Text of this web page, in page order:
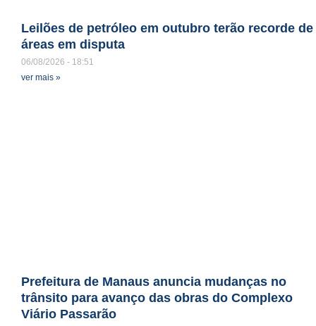
Leilões de petróleo em outubro terão recorde de
áreas em disputa
06/08/2026
18:51
ver mais »
Prefeitura de Manaus anuncia mudanças no
trânsito para avanço das obras do Complexo
Viário Passarão